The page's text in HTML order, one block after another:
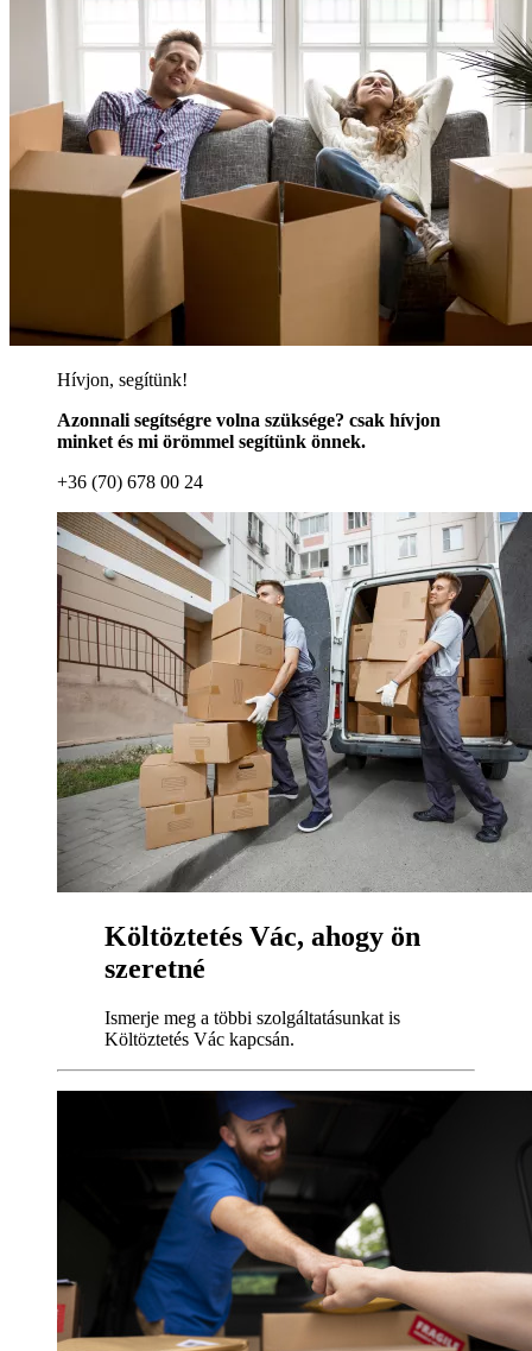
Hívjon, segítünk!
Azonnali segítségre volna szüksége? csak hívjon
minket és mi örömmel segítünk önnek.
+36 (70) 678 00 24
Költöztetés Vác, ahogy ön
szeretné
Ismerje meg a többi szolgáltatásunkat is
Költöztetés Vác kapcsán.